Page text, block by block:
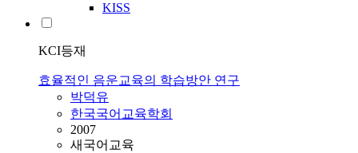
KISS
KCI등재
효율적인 음운교육의 학습방안 연구
박덕유
한국국어교육학회
2007
새국어교육